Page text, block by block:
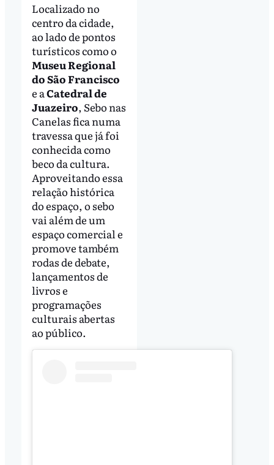
Localizado no
centro da cidade,
ao lado de pontos
turísticos como o
Museu Regional
do São Francisco
e aCatedral de
Juazeiro, Sebo nas
Canelas fica numa
travessa que já foi
conhecida como
beco da cultura.
Aproveitando essa
relação histórica
do espaço, o sebo
vai além de um
espaço comercial e
promove também
rodas de debate,
lançamentos de
livros e
programações
culturais abertas
ao público.